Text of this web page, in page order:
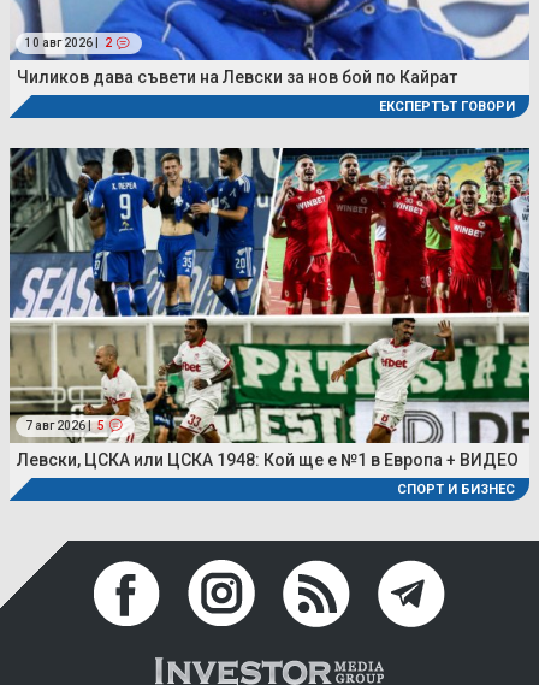
10 авг 2026 | 2
Чиликов дава съвети на Левски за нов бой по Кайрат
ЕКСПЕРТЪТ ГОВОРИ
7 авг 2026 | 5
Левски, ЦСКА или ЦСКА 1948: Кой ще е №1 в Европа + ВИДЕО
СПОРТ И БИЗНЕС